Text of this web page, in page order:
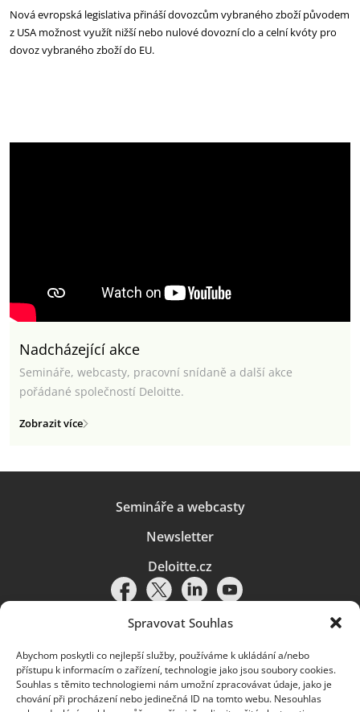
Spravovat Souhlas
Abychom poskytli co nejlepší služby, používáme k ukládání a/nebo
přístupu k informacím o zařízení, technologie jako jsou soubory cookies.
Souhlas s těmito technologiemi nám umožní zpracovávat údaje, jako je
chování při procházení nebo jedinečná ID na tomto webu. Nesouhlas
Nová evropská legislativa přináší dovozcům vybraného zboží původem
z USA možnost využít nižší nebo nulové dovozní clo a celní kvóty pro
dovoz vybraného zboží do EU.
Nadcházející akce
Semináře, webcasty, pracovní snídaně a další akce
pořádané společností Deloitte.
Zobrazit více
Semináře a webcasty
Newsletter
Deloitte.cz
Pravidla používání|Ochrana osobních údajů|Soubory cookies |
Deloitte.cz
© 2026. Více informací najdete vPravidlech používání.